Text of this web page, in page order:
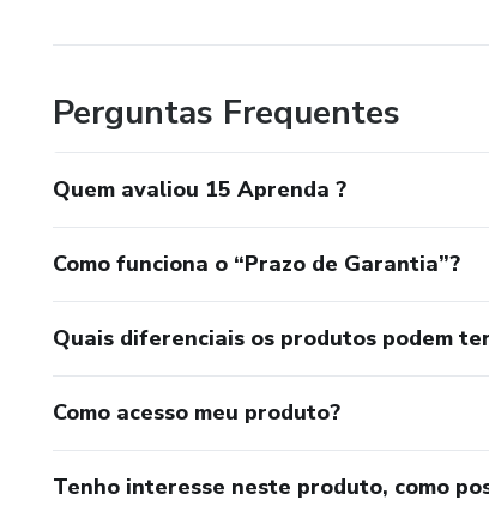
Perguntas Frequentes
Quem avaliou 15 Aprenda ?
Como funciona o “Prazo de Garantia”?
Quais diferenciais os produtos podem
Como acesso meu produto?
Tenho interesse neste produto, como